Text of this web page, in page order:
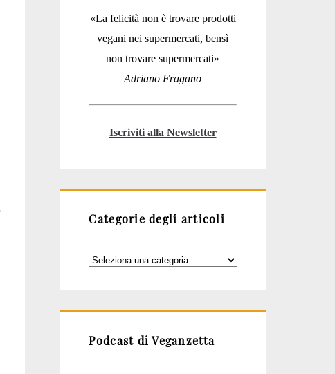
«La felicità non è trovare prodotti
vegani nei supermercati, bensì
non trovare supermercati»
Adriano Fragano
Iscriviti alla Newsletter
Categorie degli articoli
Categorie
Podcast di Veganzetta